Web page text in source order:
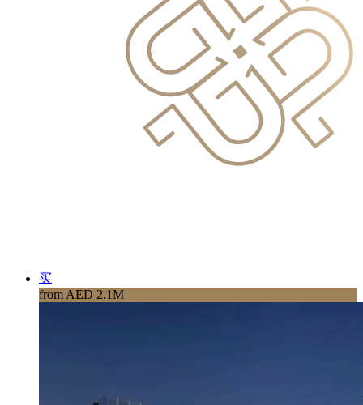
买
from AED 2.1M